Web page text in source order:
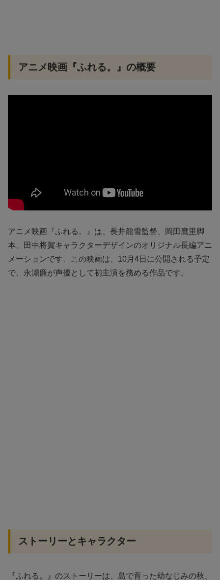
アニメ映画『ふれる。』の概要
アニメ映画『ふれる。』は、長井龍雪監督、岡田麿里脚
本、田中将賀キャラクターデザインのオリジナル長編アニ
メーションです。この映画は、10月4日に公開される予定
で、永瀬廉が声優として初主演を務める作品です。
ストーリーとキャラクター
『ふれる。』のストーリーは、島で育った幼なじみの秋、